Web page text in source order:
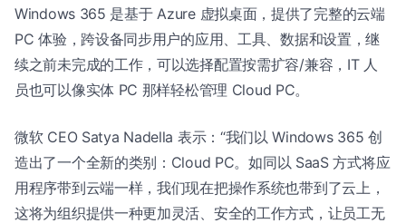
Windows 365 是基于 Azure 虚拟桌面，提供了完整的云端
PC 体验，跨设备同步用户的应用、工具、数据和设置，继
续之前未完成的工作，可以选择配置按需扩容/兼容，IT 人
员也可以像实体 PC 那样轻松管理 Cloud PC。
微软 CEO Satya Nadella 表示：“我们以 Windows 365 创
造出了一个全新的类别：Cloud PC。如同以 SaaS 方式将应
用程序带到云端一样，我们现在把操作系统也带到了云上，
这将为组织提供一种更加灵活、安全的工作方式，让员工无